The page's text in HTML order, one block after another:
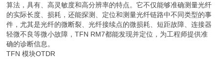
算法，具有、高灵敏度和高分辨率的特点。它不仅能够准确测量光纤
的实际长度、损耗，还能探测、定位和测量光纤链路中不同类型的事
件，尤其是光纤的微断裂、光纤接续点的微损耗、短距故障、连接器
轻微不良等微小故障，TFN RM7都能发现并定位，为工程师提供准
确的诊断信息。
TFN 模块OTDR